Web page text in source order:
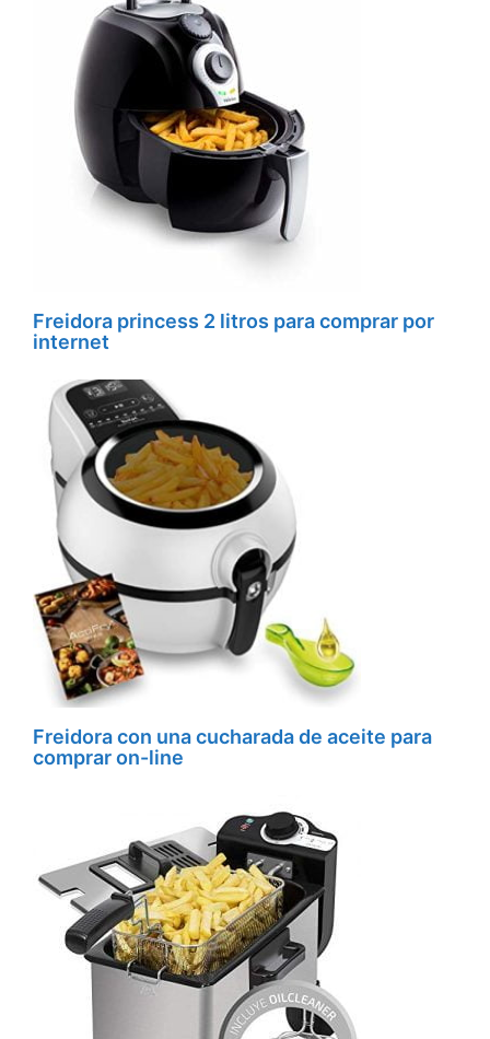
Freidora princess 2 litros para comprar por
internet
Freidora con una cucharada de aceite para
comprar on-line